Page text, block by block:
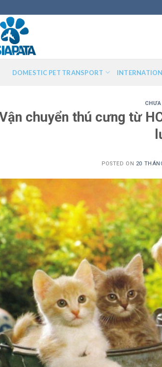
DOMESTIC PET TRANSPORT
chuyển thú cưng từ
POSTED ON 20